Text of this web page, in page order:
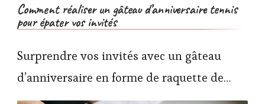
Comment réaliser un gâteau d’anniversaire tennis
pour épater vos invités
Surprendre vos invités avec un gâteau
d’anniversaire en forme de raquette de…